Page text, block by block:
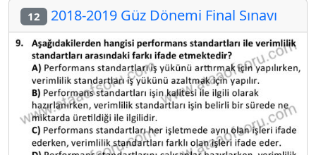
12 2018-2019 Güz Dönemi Final Sınavı